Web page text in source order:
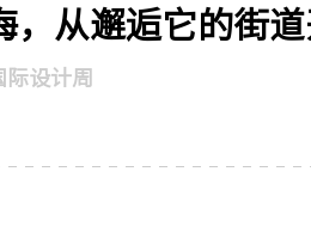
，从邂逅它的街
际设计周